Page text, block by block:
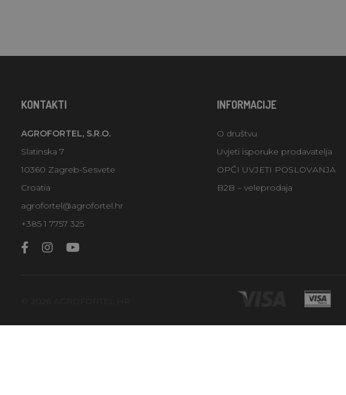
KONTAKTI
AGROFORTEL, S.R.O.
Slatinska 7
10360 Zagreb-Sesvete
Croatia
agrofortel@agrofortel.hr
+385 1 7757 325
INFORMACIJE
O društvu
Uvjeti isporuke prodavatelja
OPĆI UVJETI POSLOVANJA
B2B – veleprodaja